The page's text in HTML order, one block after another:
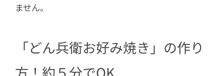
ません。
「どん兵衛お好み焼き」の作り